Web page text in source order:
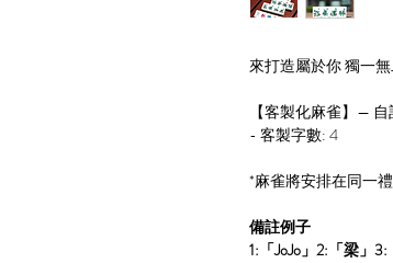
來打造屬於你 獨一
【客製化麻雀】—
- 客製字數: 4
*麻雀將安排在同一禮
備註例子
1:「JoJo」2:「梁」3: